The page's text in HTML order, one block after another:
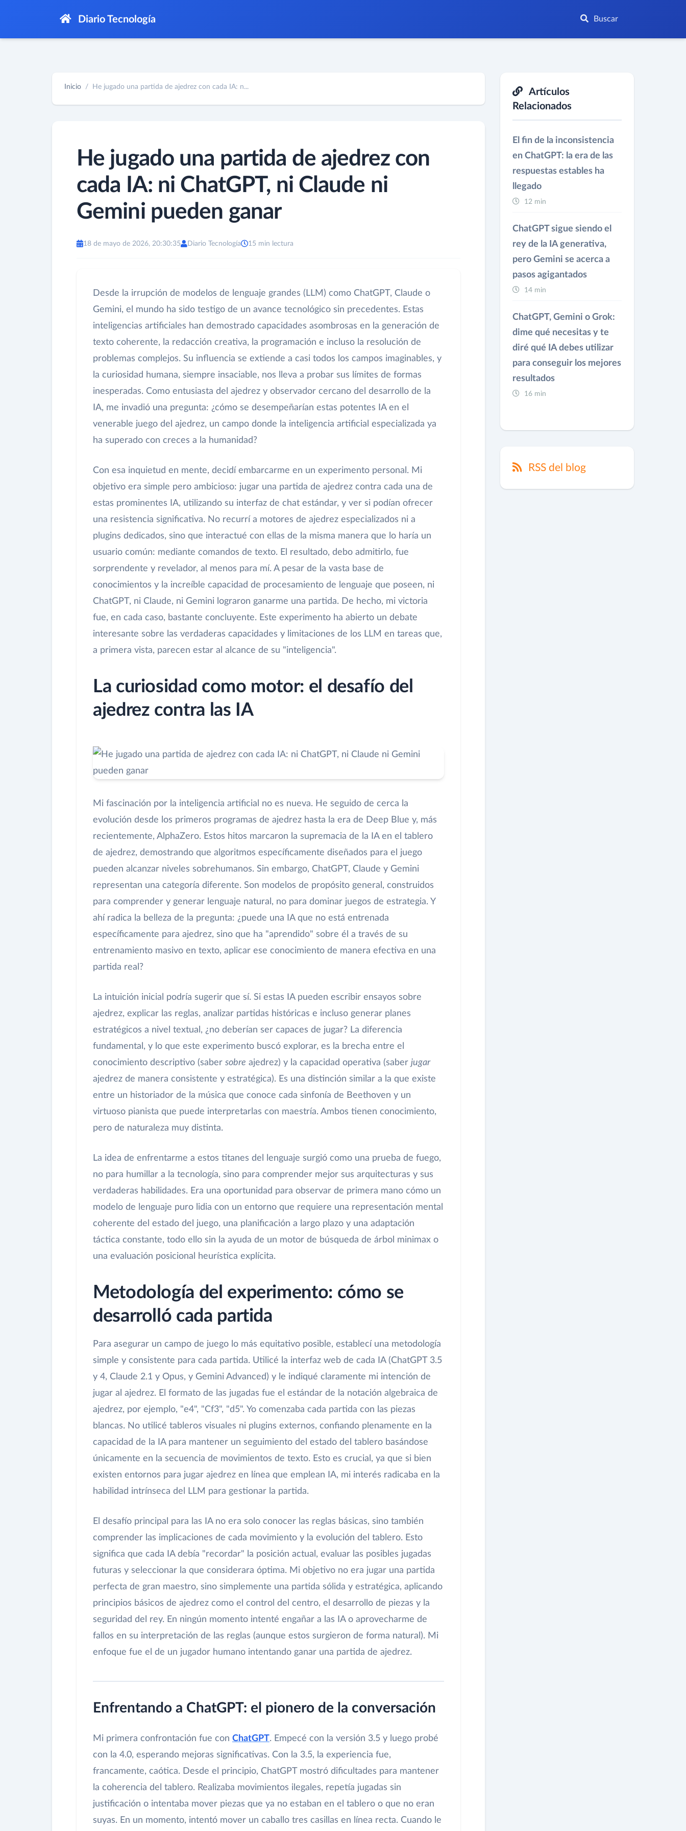
Diario Tecnología Buscar
Inicio He jugado una partida de ajedrez con cada IA: n...
He jugado una partida de ajedrez con
cada IA: ni ChatGPT, ni Claude ni
Gemini pueden ganar
18 de mayo de 2026, 20:30:35 Diario Tecnología 15 min lectura
Desde la irrupción de modelos de lenguaje grandes (LLM) como ChatGPT, Claude o
Gemini, el mundo ha sido testigo de un avance tecnológico sin precedentes. Estas
inteligencias artificiales han demostrado capacidades asombrosas en la generación de
texto coherente, la redacción creativa, la programación e incluso la resolución de
problemas complejos. Su influencia se extiende a casi todos los campos imaginables, y
la curiosidad humana, siempre insaciable, nos lleva a probar sus límites de formas
inesperadas. Como entusiasta del ajedrez y observador cercano del desarrollo de la
IA, me invadió una pregunta: ¿cómo se desempeñarían estas potentes IA en el
venerable juego del ajedrez, un campo donde la inteligencia artificial especializada ya
ha superado con creces a la humanidad?
Con esa inquietud en mente, decidí embarcarme en un experimento personal. Mi
objetivo era simple pero ambicioso: jugar una partida de ajedrez contra cada una de
estas prominentes IA, utilizando su interfaz de chat estándar, y ver si podían ofrecer
una resistencia significativa. No recurrí a motores de ajedrez especializados ni a
plugins dedicados, sino que interactué con ellas de la misma manera que lo haría un
usuario común: mediante comandos de texto. El resultado, debo admitirlo, fue
sorprendente y revelador, al menos para mí. A pesar de la vasta base de
conocimientos y la increíble capacidad de procesamiento de lenguaje que poseen, ni
ChatGPT, ni Claude, ni Gemini lograron ganarme una partida. De hecho, mi victoria
fue, en cada caso, bastante concluyente. Este experimento ha abierto un debate
interesante sobre las verdaderas capacidades y limitaciones de los LLM en tareas que,
a primera vista, parecen estar al alcance de su "inteligencia".
La curiosidad como motor: el desafío del
ajedrez contra las IA
Mi fascinación por la inteligencia artificial no es nueva. He seguido de cerca la
evolución desde los primeros programas de ajedrez hasta la era de Deep Blue y, más
recientemente, AlphaZero. Estos hitos marcaron la supremacia de la IA en el tablero
de ajedrez, demostrando que algoritmos específicamente diseñados para el juego
pueden alcanzar niveles sobrehumanos. Sin embargo, ChatGPT, Claude y Gemini
representan una categoría diferente. Son modelos de propósito general, construidos
para comprender y generar lenguaje natural, no para dominar juegos de estrategia. Y
ahí radica la belleza de la pregunta: ¿puede una IA que no está entrenada
específicamente para ajedrez, sino que ha "aprendido" sobre él a través de su
entrenamiento masivo en texto, aplicar ese conocimiento de manera efectiva en una
partida real?
La intuición inicial podría sugerir que sí. Si estas IA pueden escribir ensayos sobre
ajedrez, explicar las reglas, analizar partidas históricas e incluso generar planes
estratégicos a nivel textual, ¿no deberían ser capaces de jugar? La diferencia
fundamental, y lo que este experimento buscó explorar, es la brecha entre el
conocimiento descriptivo (saber sobre ajedrez) y la capacidad operativa (saber jugar
ajedrez de manera consistente y estratégica). Es una distinción similar a la que existe
entre un historiador de la música que conoce cada sinfonía de Beethoven y un
virtuoso pianista que puede interpretarlas con maestría. Ambos tienen conocimiento,
pero de naturaleza muy distinta.
La idea de enfrentarme a estos titanes del lenguaje surgió como una prueba de fuego,
no para humillar a la tecnología, sino para comprender mejor sus arquitecturas y sus
verdaderas habilidades. Era una oportunidad para observar de primera mano cómo un
modelo de lenguaje puro lidia con un entorno que requiere una representación mental
coherente del estado del juego, una planificación a largo plazo y una adaptación
táctica constante, todo ello sin la ayuda de un motor de búsqueda de árbol minimax o
una evaluación posicional heurística explícita.
Metodología del experimento: cómo se
desarrolló cada partida
Para asegurar un campo de juego lo más equitativo posible, establecí una metodología
simple y consistente para cada partida. Utilicé la interfaz web de cada IA (ChatGPT 3.5
y 4, Claude 2.1 y Opus, y Gemini Advanced) y le indiqué claramente mi intención de
jugar al ajedrez. El formato de las jugadas fue el estándar de la notación algebraica de
ajedrez, por ejemplo, "e4", "Cf3", "d5". Yo comenzaba cada partida con las piezas
blancas. No utilicé tableros visuales ni plugins externos, confiando plenamente en la
capacidad de la IA para mantener un seguimiento del estado del tablero basándose
únicamente en la secuencia de movimientos de texto. Esto es crucial, ya que si bien
existen entornos para jugar ajedrez en línea que emplean IA, mi interés radicaba en la
habilidad intrínseca del LLM para gestionar la partida.
El desafío principal para las IA no era solo conocer las reglas básicas, sino también
comprender las implicaciones de cada movimiento y la evolución del tablero. Esto
significa que cada IA debía "recordar" la posición actual, evaluar las posibles jugadas
futuras y seleccionar la que considerara óptima. Mi objetivo no era jugar una partida
perfecta de gran maestro, sino simplemente una partida sólida y estratégica, aplicando
principios básicos de ajedrez como el control del centro, el desarrollo de piezas y la
seguridad del rey. En ningún momento intenté engañar a las IA o aprovecharme de
fallos en su interpretación de las reglas (aunque estos surgieron de forma natural). Mi
enfoque fue el de un jugador humano intentando ganar una partida de ajedrez.
Enfrentando a ChatGPT: el pionero de la conversación
Mi primera confrontación fue con ChatGPT. Empecé con la versión 3.5 y luego probé
con la 4.0, esperando mejoras significativas. Con la 3.5, la experiencia fue,
francamente, caótica. Desde el principio, ChatGPT mostró dificultades para mantener
la coherencia del tablero. Realizaba movimientos ilegales, repetía jugadas sin
justificación o intentaba mover piezas que ya no estaban en el tablero o que no eran
suyas. En un momento, intentó mover un caballo tres casillas en línea recta. Cuando le
Artículos
Relacionados
El fin de la inconsistencia
en ChatGPT: la era de las
respuestas estables ha
llegado
12 min
ChatGPT sigue siendo el
rey de la IA generativa,
pero Gemini se acerca a
pasos agigantados
14 min
ChatGPT, Gemini o Grok:
dime qué necesitas y te
diré qué IA debes utilizar
para conseguir los mejores
resultados
16 min
RSS del blog